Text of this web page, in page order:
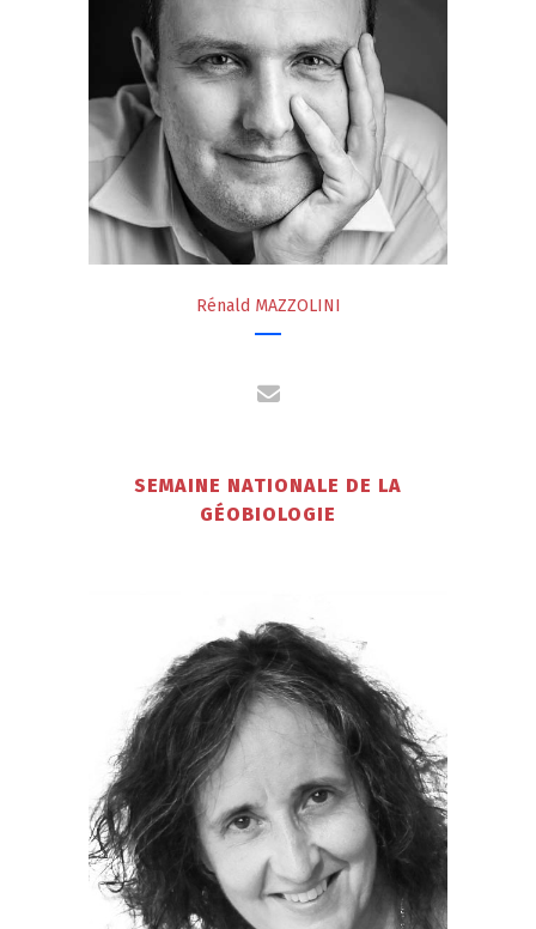
Rénald MAZZOLINI
SEMAINE NATIONALE DE LA
GÉOBIOLOGIE